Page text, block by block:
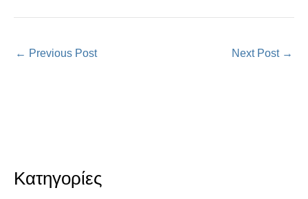
Κατηγορίες
← Previous Post Next Post →